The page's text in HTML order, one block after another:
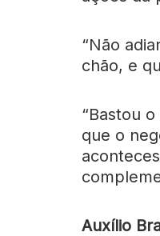
“Não
chão, e
“Bastou
que o
Auxílio